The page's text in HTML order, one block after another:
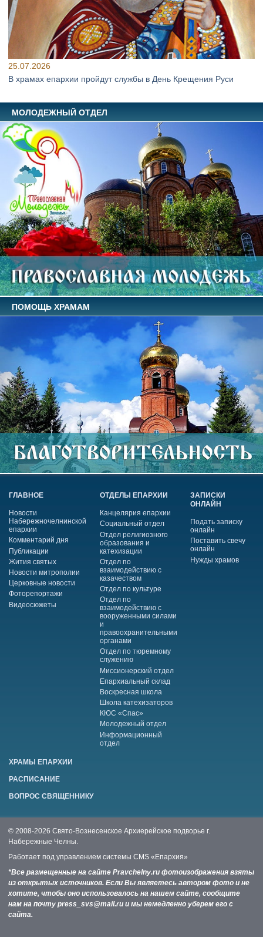
25.07.2026
В храмах епархии пройдут службы в День Крещения Руси
МОЛОДЕЖНЫЙ ОТДЕЛ
ПОМОЩЬ ХРАМАМ
ГЛАВНОЕ
Новости
Набережночелнинской
епархии
Комментарий дня
Публикации
Жития святых
Новости митрополии
Церковные новости
Фоторепортажи
Видеосюжеты
ОТДЕЛЫ ЕПАРХИИ
Канцелярия епархии
Социальный отдел
Отдел религиозного
образования и
катехизации
Отдел по
взаимодействию с
казачеством
Отдел по культуре
Отдел по
взаимодействию с
вооруженными силами
и
правоохранительными
органами
Отдел по тюремному
служению
Миссионерский отдел
Епархиальный склад
Воскресная школа
Школа катехизаторов
КЮС «Спас»
Молодежный отдел
Информационный
отдел
ЗАПИСКИ
ОНЛАЙН
Подать записку
онлайн
Поставить свечу
онлайн
Нужды храмов
ХРАМЫ ЕПАРХИИ
РАСПИСАНИЕ
ВОПРОС СВЯЩЕННИКУ
© 2008-2026 Свято-Вознесенское Архиерейское подворье г.
Набережные Челны.
Работает под управлением системы CMS «Епархия»
*Все размещенные на сайте Pravchelny.ru фотоизображения взяты
из открытых источников. Если Вы являетесь автором фото и не
хотите, чтобы оно использовалось на нашем сайте, сообщите
нам на почту press_svs@mail.ru и мы немедленно уберем его с
сайта.